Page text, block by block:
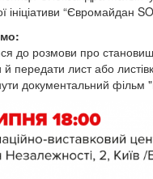
ініціативи “Євромайдан
до розмови про
передати лист або
документальний